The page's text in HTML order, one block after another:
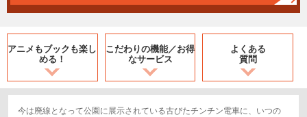
アニメもブックも楽し
める！
こだわりの機能／お得
なサービス
よくある
質問
今は廃線となって公園に展示されている古びたチンチン電車に、いつの